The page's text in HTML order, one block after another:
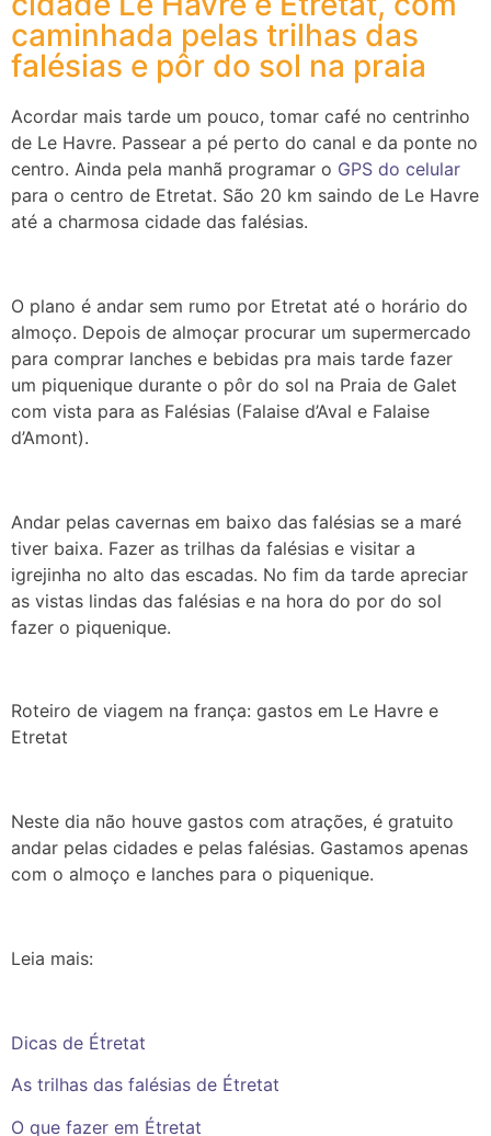
caminhada pelas trilhas das
falésias e pôr do sol na praia
Acordar mais tarde um pouco, tomar café no centrinho
de Le Havre. Passear a pé perto do canal e da ponte no
centro. Ainda pela manhã programar o GPS do celular
para o centro de Etretat. São 20 km saindo de Le Havre
até a charmosa cidade das falésias.
O plano é andar sem rumo por Etretat até o horário do
almoço. Depois de almoçar procurar um supermercado
para comprar lanches e bebidas pra mais tarde fazer
um piquenique durante o pôr do sol na Praia de Galet
com vista para as Falésias (Falaise d’Aval e Falaise
d’Amont).
Andar pelas cavernas em baixo das falésias se a maré
tiver baixa. Fazer as trilhas da falésias e visitar a
igrejinha no alto das escadas. No fim da tarde apreciar
as vistas lindas das falésias e na hora do por do sol
fazer o piquenique.
Roteiro de viagem na frança: gastos em Le Havre e
Etretat
Neste dia não houve gastos com atrações, é gratuito
andar pelas cidades e pelas falésias. Gastamos apenas
com o almoço e lanches para o piquenique.
Leia mais:
Dicas de Étretat
As trilhas das falésias de Étretat
O que fazer em Étretat